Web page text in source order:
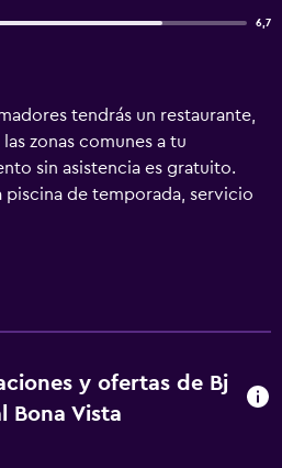
6,7
tendrás un restaurante,
zonas comunes a tu
sin asistencia es gratuito.
piscina de temporada, servicio
caja fuerte en la recepción.
alojamientos. Las
los días. Los servicios de ocio y
incluyen piscina al aire libre
y ofertas de Bj
Bona Vista